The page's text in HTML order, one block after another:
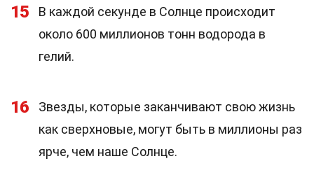
15
В каждой секунде в Солнце происходит
около 600 миллионов тонн водорода в
гелий.
16
Звезды, которые заканчивают свою жизнь
как сверхновые, могут быть в миллионы раз
ярче, чем наше Солнце.